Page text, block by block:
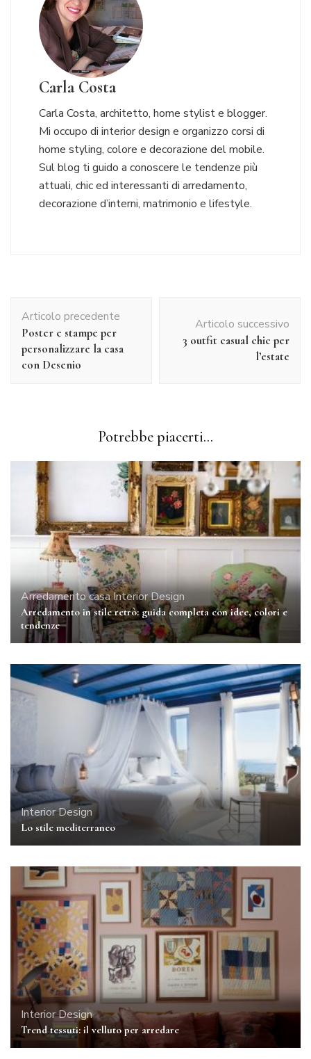
Carla Costa
Carla Costa, architetto, home stylist e blogger.
Mi occupo di interior design e organizzo corsi di
home styling, colore e decorazione del mobile.
Sul blog ti guido a conoscere le tendenze più
attuali, chic ed interessanti di arredamento,
decorazione d’interni, matrimonio e lifestyle.
articolo
Articolo precedente
Poster e stampe per
personalizzare la casa
con Desenio
Articolo successivo
3 outfit casual chic per
l’estate
Potrebbe piacerti...
Arredamento casaInterior Design
Arredamento in stile retrò: guida completa con idee, colori e
tendenze
Interior Design
Lo stile mediterraneo
Interior Design
Trend tessuti: il velluto per arredare